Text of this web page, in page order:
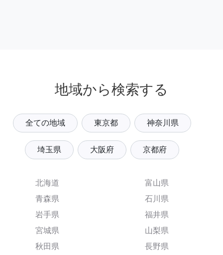
地域から検索する
全ての地域 東京都 神奈川県
埼玉県 大阪府 京都府
北海道
青森県
岩手県
宮城県
秋田県
富山県
石川県
福井県
山梨県
長野県